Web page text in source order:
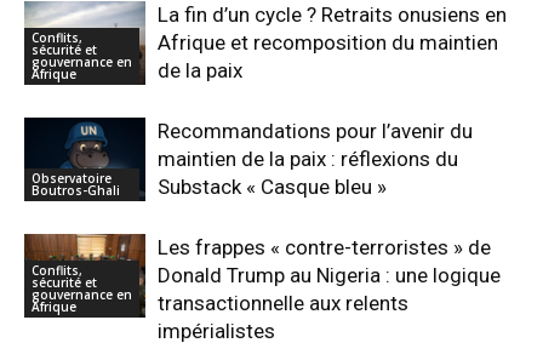
Conflits,
sécurité et
gouvernance en
Afrique
La fin d’un cycle ? Retraits onusiens en
Afrique et recomposition du maintien
de la paix
Observatoire
Boutros-Ghali
Recommandations pour l’avenir du
maintien de la paix : réflexions du
Substack « Casque bleu »
Conflits,
sécurité et
gouvernance en
Afrique
Les frappes « contre-terroristes » de
Donald Trump au Nigeria : une logique
transactionnelle aux relents
impérialistes